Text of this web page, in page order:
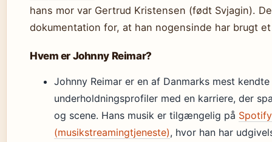
hans mor var Gertrud Kristensen (født Svjagin).
dokumentation for, at han nogensinde har brugt
Hvem er Johnny Reimar?
Johnny Reimar er en af Danmarks mest kendte
underholdningsprofiler med en karriere, der
og scene. Hans musik er tilgængelig på Spotify
(musikstreamingtjeneste), hvor han har